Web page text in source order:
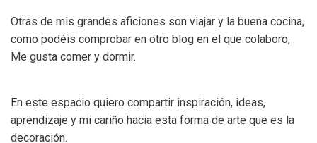
Otras de mis grandes aficiones son viajar y la buena cocina,
como podéis comprobar en otro blog en el que colaboro,
Me gusta comer y dormir.
En este espacio quiero compartir inspiración, ideas,
aprendizaje y mi cariño hacia esta forma de arte que es la
decoración.